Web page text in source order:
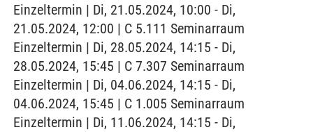
Einzeltermin | Di, 21.05.2024, 10:00 - Di,
21.05.2024, 12:00 | C 5.111 Seminarraum
Einzeltermin | Di, 28.05.2024, 14:15 - Di,
28.05.2024, 15:45 | C 7.307 Seminarraum
Einzeltermin | Di, 04.06.2024, 14:15 - Di,
04.06.2024, 15:45 | C 1.005 Seminarraum
Einzeltermin | Di, 11.06.2024, 14:15 - Di,